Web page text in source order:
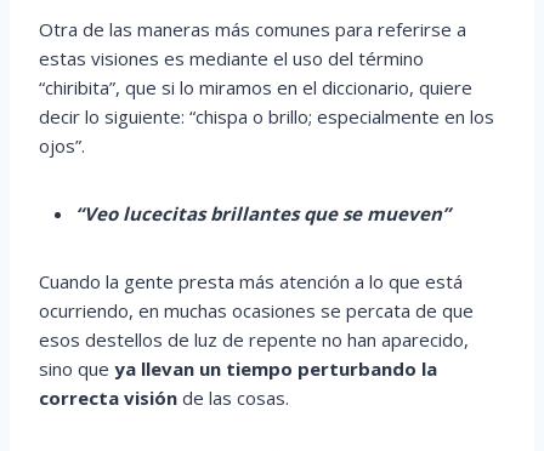
Otra de las maneras más comunes para referirse a
estas visiones es mediante el uso del término
“chiribita”, que si lo miramos en el diccionario, quiere
decir lo siguiente: “chispa o brillo; especialmente en los
ojos”.
“Veo lucecitas brillantes que se mueven”
Cuando la gente presta más atención a lo que está
ocurriendo, en muchas ocasiones se percata de que
esos destellos de luz de repente no han aparecido,
sino que ya llevan un tiempo perturbando la
correcta visión de las cosas.